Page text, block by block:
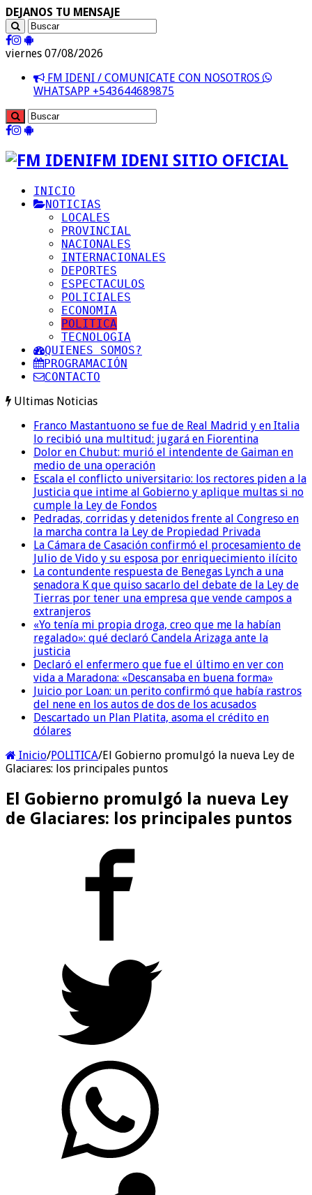
DEJANOS TU MENSAJE
viernes 07/08/2026
FM IDENI / COMUNICATE CON NOSOTROS
WHATSAPP +543644689875
FM IDENI SITIO OFICIAL
INICIO
NOTICIAS
LOCALES
PROVINCIAL
NACIONALES
INTERNACIONALES
DEPORTES
ESPECTACULOS
POLICIALES
ECONOMIA
POLITICA
TECNOLOGIA
QUIENES SOMOS?
PROGRAMACIÓN
CONTACTO
Ultimas Noticias
Franco Mastantuono se fue de Real Madrid y en Italia
lo recibió una multitud: jugará en Fiorentina
Dolor en Chubut: murió el intendente de Gaiman en
medio de una operación
Escala el conflicto universitario: los rectores piden a la
Justicia que intime al Gobierno y aplique multas si no
cumple la Ley de Fondos
Pedradas, corridas y detenidos frente al Congreso en
la marcha contra la Ley de Propiedad Privada
La Cámara de Casación confirmó el procesamiento de
Julio de Vido y su esposa por enriquecimiento ilícito
La contundente respuesta de Benegas Lynch a una
senadora K que quiso sacarlo del debate de la Ley de
Tierras por tener una empresa que vende campos a
extranjeros
«Yo tenía mi propia droga, creo que me la habían
regalado»: qué declaró Candela Arizaga ante la
justicia
Declaró el enfermero que fue el último en ver con
vida a Maradona: «Descansaba en buena forma»
Juicio por Loan: un perito confirmó que había rastros
del nene en los autos de dos de los acusados
Descartado un Plan Platita, asoma el crédito en
dólares
Inicio/POLITICA/El Gobierno promulgó la nueva Ley de
Glaciares: los principales puntos
El Gobierno promulgó la nueva Ley
de Glaciares: los principales puntos